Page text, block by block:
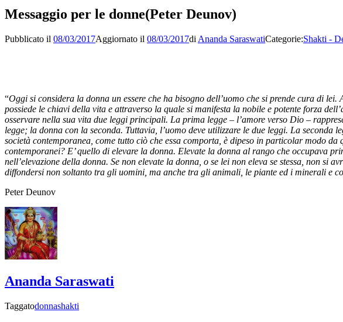
Messaggio per le donne(Peter Deunov)
Pubblicato il 08/03/2017Aggiornato il 08/03/2017di Ananda SaraswatiCategorie:Shakti -
“Oggi si considera la donna un essere che ha bisogno dell’uomo che si prende cura di
possiede le chiavi della vita e attraverso la quale si manifesta la nobile e potente forza
osservare nella sua vita due leggi principali. La prima legge – l’amore verso Dio –
legge; la donna con la seconda. Tuttavia, l’uomo deve utilizzare le due leggi. La
società contemporanea, come tutto ciò che essa comporta, è dipeso in particolar modo
contemporanei? E’ quello di elevare la donna. Elevate la donna al rango che occupava
nell’elevazione della donna. Se non elevate la donna, o se lei non eleva se stessa, non si
diffondersi non soltanto tra gli uomini, ma anche tra gli animali, le piante ed i minerali e
Peter Deunov
Ananda Saraswati
Taggatodonnashakti